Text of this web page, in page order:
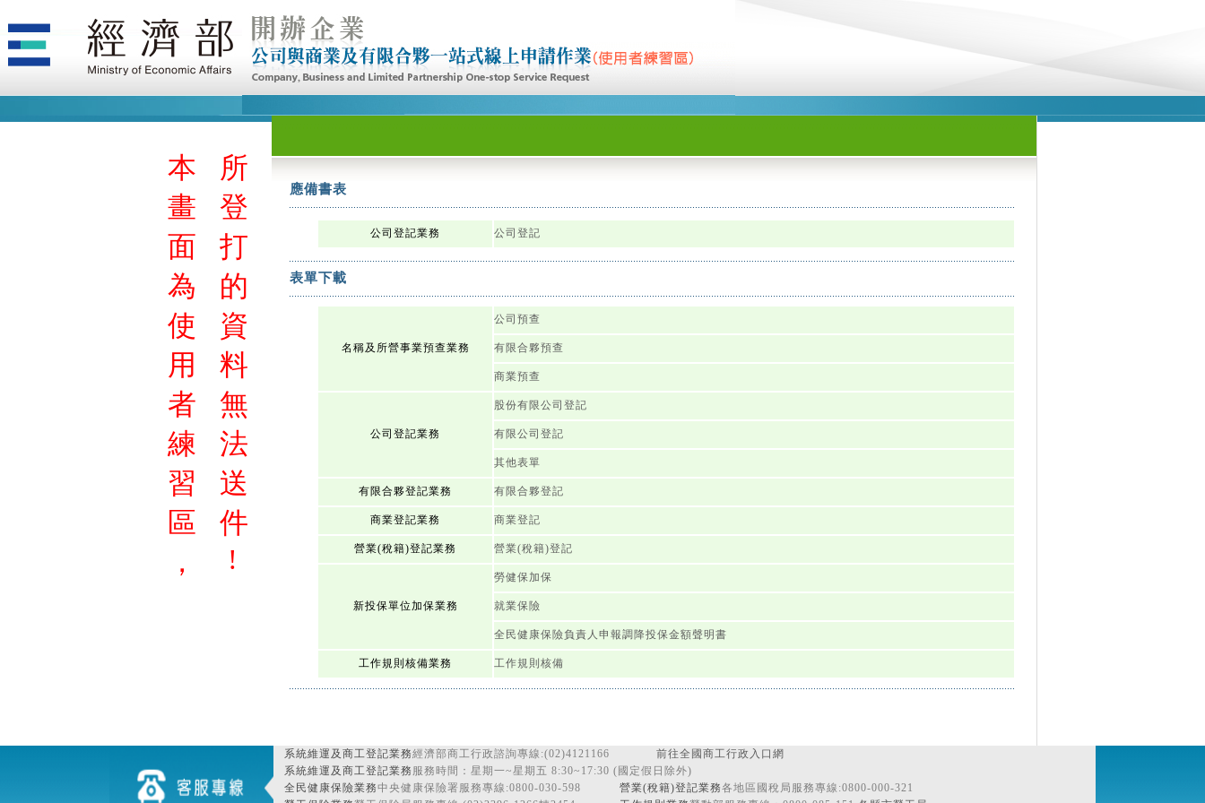
本
畫
面
為
使
用
者
練
習
區
，
所
登
打
的
資
料
無
法
送
件
!
應備書表
公司登記業務 公司登記
表單下載
名稱及所營事業預查業務
公司預查
有限合夥預查
商業預查
公司登記業務
股份有限公司登記
有限公司登記
其他表單
有限合夥登記業務 有限合夥登記
商業登記業務 商業登記
營業(稅籍)登記業務 營業(稅籍)登記
新投保單位加保業務
勞健保加保
就業保險
全民健康保險負責人申報調降投保金額聲明書
工作規則核備業務 工作規則核備
系統維運及商工登記業務經濟部商工行政諮詢專線:(02)4121166 前往全國商工行政入口網
系統維運及商工登記業務 服務時間：星期一~星期五 8:30~17:30 (國定假日除外)
全民健康保險業務中央健康保險署服務專線:0800-030-598 營業(稅籍)登記業務各地區國稅局服務專線:0800-000-321